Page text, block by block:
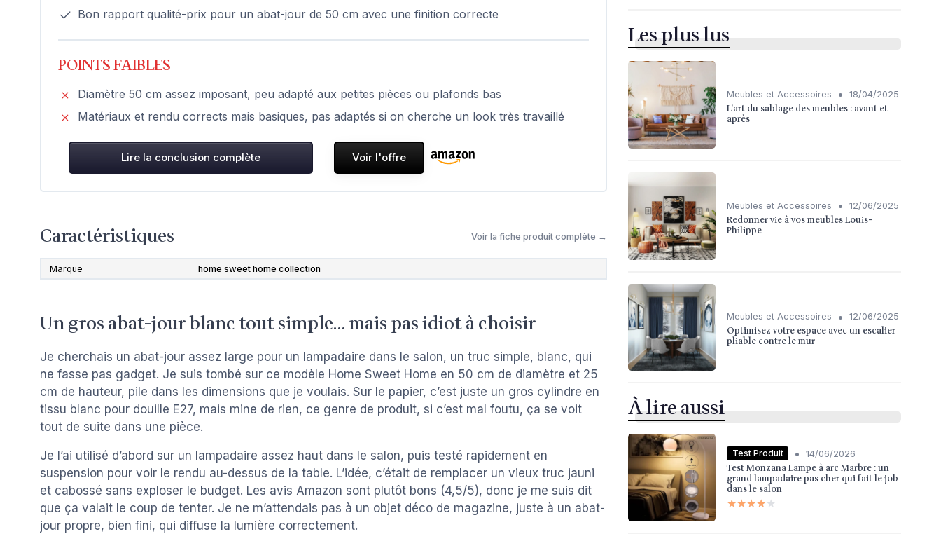
Bon rapport qualité-prix pour un abat-jour de 50 cm avec une finition correcte
POINTS FAIBLES
Diamètre 50 cm assez imposant, peu adapté aux petites pièces ou plafonds bas
Matériaux et rendu corrects mais basiques, pas adaptés si on cherche un look très travaillé
Lire la conclusion complète Voir l'offre
Caractéristiques Voir la fiche produit complète →
Marque home sweet home collection
Un gros abat-jour blanc tout simple… mais pas idiot à choisir
Je cherchais un abat-jour assez large pour un lampadaire dans le salon, un truc simple, blanc, qui
ne fasse pas gadget. Je suis tombé sur ce modèle Home Sweet Home en 50 cm de diamètre et 25
cm de hauteur, pile dans les dimensions que je voulais. Sur le papier, c’est juste un gros cylindre en
tissu blanc pour douille E27, mais mine de rien, ce genre de produit, si c’est mal foutu, ça se voit
tout de suite dans une pièce.
Je l’ai utilisé d’abord sur un lampadaire assez haut dans le salon, puis testé rapidement en
suspension pour voir le rendu au-dessus de la table. L’idée, c’était de remplacer un vieux truc jauni
et cabossé sans exploser le budget. Les avis Amazon sont plutôt bons (4,5/5), donc je me suis dit
que ça valait le coup de tenter. Je ne m’attendais pas à un objet déco de magazine, juste à un abat-
jour propre, bien fini, qui diffuse la lumière correctement.
Les plus lus
Meubles et Accessoires • 18/04/2025
L'art du sablage des meubles : avant et
après
Meubles et Accessoires • 12/06/2025
Redonner vie à vos meubles Louis-
Philippe
Meubles et Accessoires • 12/06/2025
Optimisez votre espace avec un escalier
pliable contre le mur
À lire aussi
Test Produit • 14/06/2026
Test Monzana Lampe à arc Marbre : un
grand lampadaire pas cher qui fait le job
dans le salon
★★★★★
★★★★★